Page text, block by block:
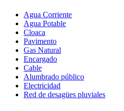
Agua Corriente
Agua Potable
Cloaca
Pavimento
Gas Natural
Encargado
Cable
Alumbrado público
Electricidad
Red de desagües pluviales